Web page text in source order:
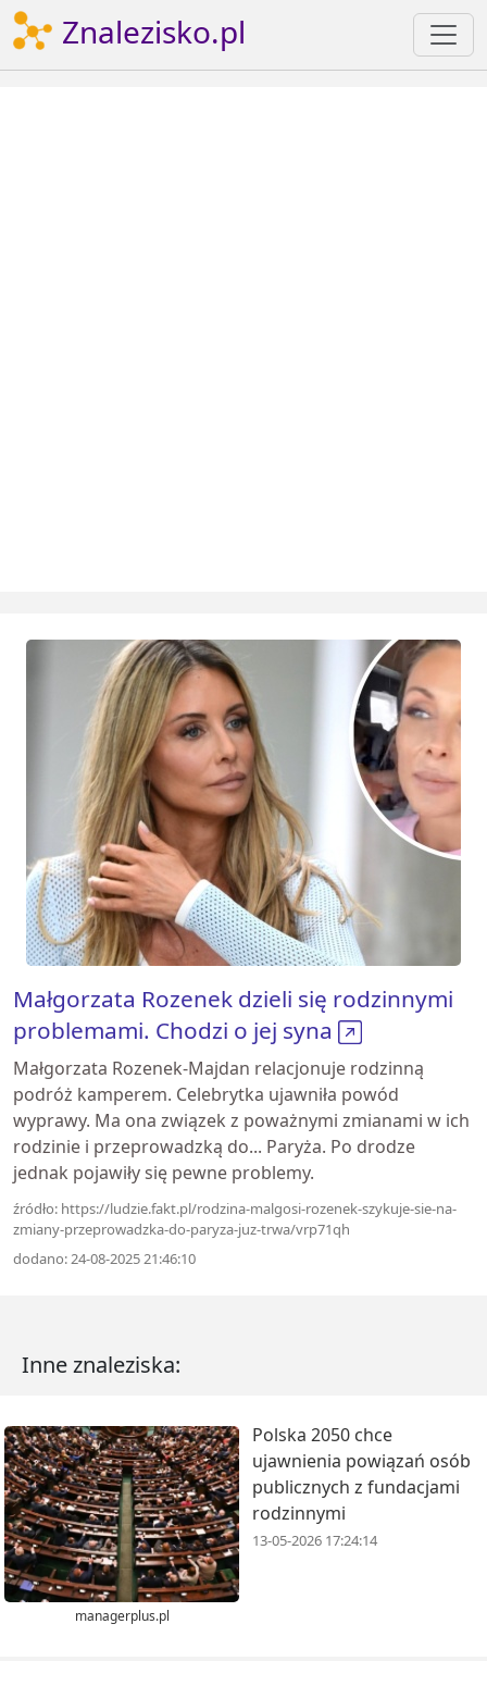
Znalezisko.pl
Małgorzata Rozenek dzieli się rodzinnymi
problemami. Chodzi o jej syna
Małgorzata Rozenek-Majdan relacjonuje rodzinną
podróż kamperem. Celebrytka ujawniła powód
wyprawy. Ma ona związek z poważnymi zmianami w ich
rodzinie i przeprowadzką do... Paryża. Po drodze
jednak pojawiły się pewne problemy.
źródło: https://ludzie.fakt.pl/rodzina-malgosi-rozenek-szykuje-sie-na-
zmiany-przeprowadzka-do-paryza-juz-trwa/vrp71qh
dodano: 24-08-2025 21:46:10
Inne znaleziska:
managerplus.pl
Polska 2050 chce
ujawnienia powiązań osób
publicznych z fundacjami
rodzinnymi
13-05-2026 17:24:14